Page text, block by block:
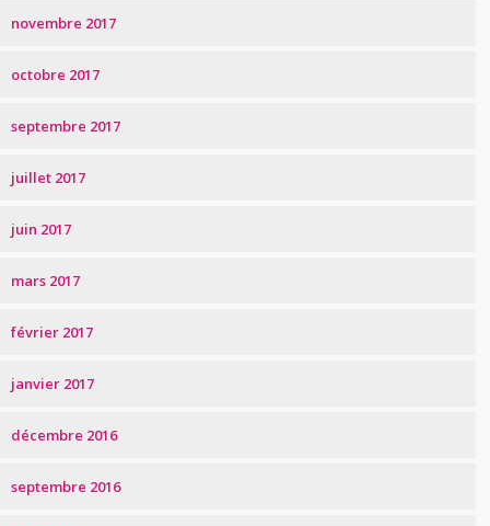
novembre 2017
octobre 2017
septembre 2017
juillet 2017
juin 2017
mars 2017
février 2017
janvier 2017
décembre 2016
septembre 2016